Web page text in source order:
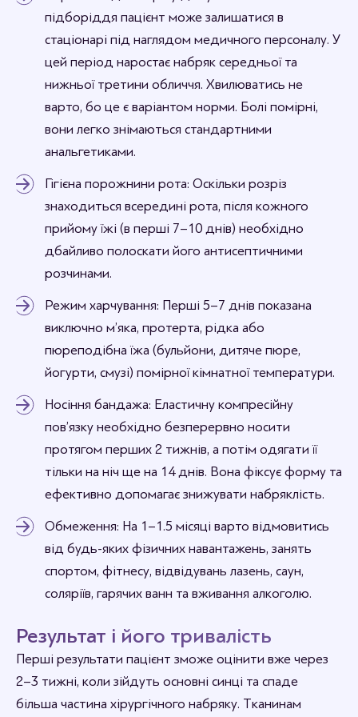
підборіддя пацієнт може залишатися в
стаціонарі під наглядом медичного персоналу. У
цей період наростає набряк середньої та
нижньої третини обличчя. Хвилюватись не
варто, бо це є варіантом норми. Болі помірні,
вони легко знімаються стандартними
анальгетиками.
Гігієна порожнини рота: Оскільки розріз
знаходиться всередині рота, після кожного
прийому їжі (в перші 7–10 днів) необхідно
дбайливо полоскати його антисептичними
розчинами.
Режим харчування: Перші 5–7 днів показана
виключно м’яка, протерта, рідка або
пюреподібна їжа (бульйони, дитяче пюре,
йогурти, смузі) помірної кімнатної температури.
Носіння бандажа: Еластичну компресійну
пов’язку необхідно безперервно носити
протягом перших 2 тижнів, а потім одягати її
тільки на ніч ще на 14 днів. Вона фіксує форму та
ефективно допомагає знижувати набряклість.
Обмеження: На 1–1.5 місяці варто відмовитись
від будь-яких фізичних навантажень, занять
спортом, фітнесу, відвідувань лазень, саун,
соляріїв, гарячих ванн та вживання алкоголю.
Результат і його тривалість
Перші результати пацієнт зможе оцінити вже через
2–3 тижні, коли зійдуть основні синці та спаде
більша частина хірургічного набряку. Тканинам